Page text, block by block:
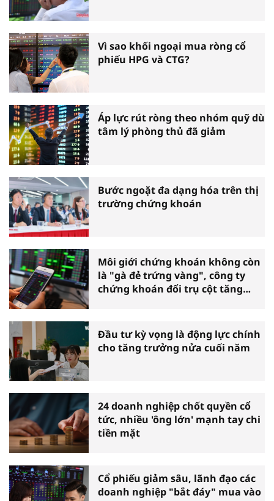
Vì sao khối ngoại mua ròng cổ
phiếu HPG và CTG?
Áp lực rút ròng theo nhóm quỹ dù
tâm lý phòng thủ đã giảm
Bước ngoặt đa dạng hóa trên thị
trường chứng khoán
Môi giới chứng khoán không còn
là "gà đẻ trứng vàng", công ty
chứng khoán đổi trụ cột tăng
Đầu tư kỳ vọng là động lực chính
cho tăng trưởng nửa cuối năm
24 doanh nghiệp chốt quyền cổ
tức, nhiều 'ông lớn' mạnh tay chi
tiền mặt
Cổ phiếu giảm sâu, lãnh đạo các
doanh nghiệp "bắt đáy" mua vào